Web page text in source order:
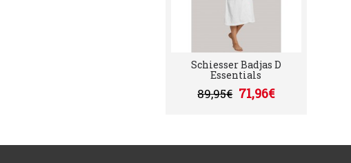
Schiesser Badjas D
Essentials
89,95€ 71,96€